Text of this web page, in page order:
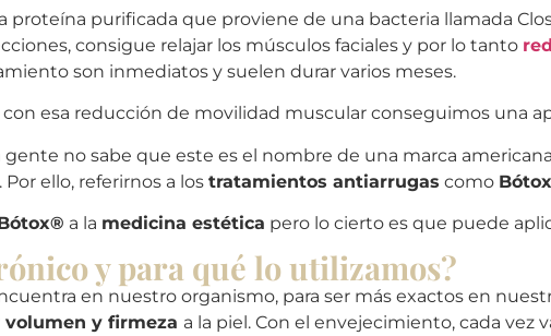
proteína purificada que proviene de una bacteria llamada
consigue relajar los músculos faciales y por lo tanto
son inmediatos y suelen durar varios meses.
esa reducción de movilidad muscular conseguimos una
no sabe que este es el nombre de una marca
ello, referirnos a los tratamientos antiarrugas como
a la medicina estética pero lo cierto es que puede
y para qué lo utilizamos?
en nuestro organismo, para ser más exactos en
volumen y firmeza a la piel. Con el envejecimiento, cada vez